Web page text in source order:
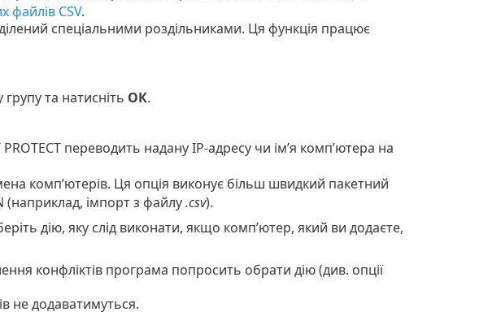
файлів CSV.
спеціальними роздільниками. Ця функція працює
та натисніть ОК.
переводить надану IP-адресу чи ім’я комп’ютера на
комп’ютерів. Ця опція виконує більш швидкий пакетний
(наприклад, імпорт з файлу.csv).
дію, яку слід виконати, якщо комп’ютер, який ви додаєте,
конфліктів програма попросить обрати дію (див. опції
не додаватимуться.